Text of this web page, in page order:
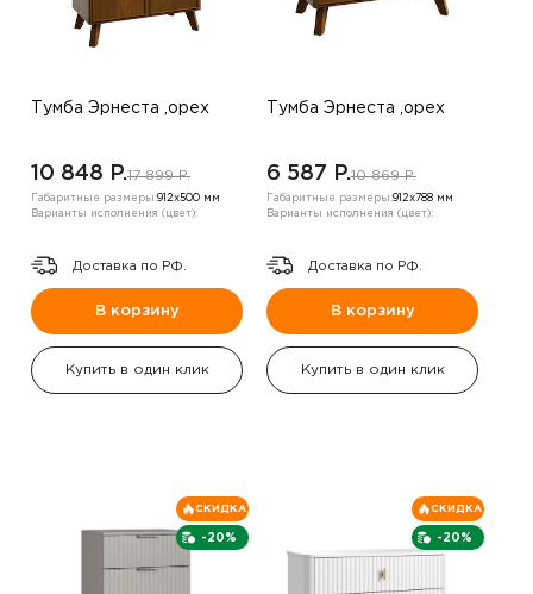
Тумба Эрнеста ,орех
10 848 P.17 899 P.
Габаритные размеры:912х500 мм
Варианты исполнения (цвет):
Доставка по РФ.
В корзину
Купить в один клик
Тумба Эрнеста ,орех
6 587 P.10 869 P.
Габаритные размеры:912х788 мм
Варианты исполнения (цвет):
Доставка по РФ.
В корзину
Купить в один клик
-20%
СКИДКА
-20%
СКИДКА